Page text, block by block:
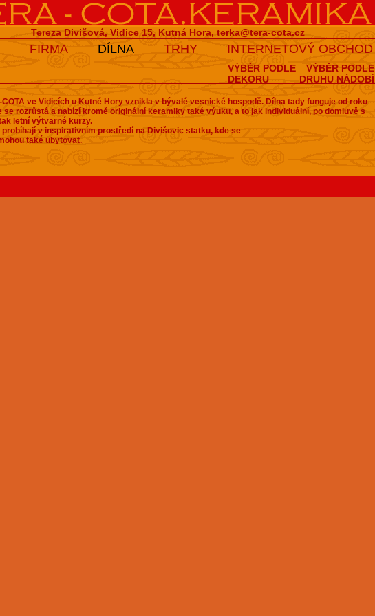
Tereza Divišová, Vidice 15, Kutná Hora, terka@tera-cota.cz
FIRMA DÍLNA TRHY INTERNETOVÝ OBCHOD
VÝBĚR PODLE
DRUHU NÁDOBÍ
VÝBĚR PODLE
DEKORU
COTA ve Vidicích u Kutné Hory vznikla v bývalé vesnické hospodě. Dílna tady funguje od roku
se rozrůstá a nabízí kromě originální keramiky také výuku, a to jak individuální, po domluvě s
letní výtvarné kurzy.
probíhají v inspirativním prostředí na Divišovic statku, kde se
také ubytovat.